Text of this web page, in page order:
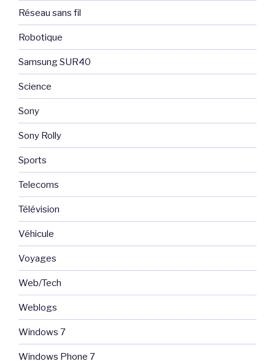
Réseau sans fil
Robotique
Samsung SUR40
Science
Sony
Sony Rolly
Sports
Telecoms
Télévision
Véhicule
Voyages
Web/Tech
Weblogs
Windows 7
Windows Phone 7